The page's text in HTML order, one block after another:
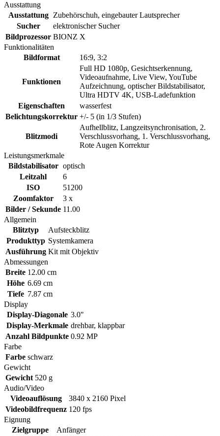
Ausstattung
Ausstattung
Zubehörschuh, eingebauter Lautsprecher
Sucher
elektronischer Sucher
Bildprozessor BIONZ X
Funktionalitäten
Bildformat
16:9, 3:2
Funktionen
Full HD 1080p, Gesichtserkennung,
Videoaufnahme, Live View, YouTube
Aufzeichnung, optischer Bildstabilisator,
Ultra HDTV 4K, USB-Ladefunktion
Eigenschaften
wasserfest
Belichtungskorrektur +/- 5 (in 1/3 Stufen)
Blitzmodi
Aufhellblitz, Langzeitsynchronisation, 2.
Verschlussvorhang, 1. Verschlussvorhang,
Rote Augen Korrektur
Leistungsmerkmale
Bildstabilisator optisch
Leitzahl
6
ISO
51200
Zoomfaktor
3 x
Bilder / Sekunde 11.00
Allgemein
Blitztyp
Aufsteckblitz
Produkttyp Systemkamera
Ausführung Kit mit Objektiv
Abmessungen
Breite 12.00 cm
Höhe 6.69 cm
Tiefe 7.87 cm
Display
Display-Diagonale 3.0"
Display-Merkmale drehbar, klappbar
Anzahl Bildpunkte 0.92 MP
Farbe
Farbe schwarz
Gewicht
Gewicht 520 g
Audio/Video
Videoauflösung
3840 x 2160 Pixel
Videobildfrequenz 120 fps
Eignung
Zielgruppe
Anfänger